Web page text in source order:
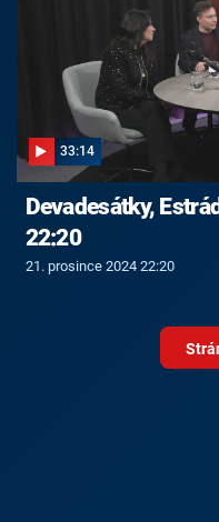
33:14
Devadesátky,
22:20
21. prosince 2024 22:20